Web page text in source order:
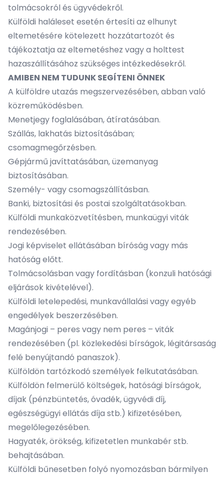
tolmácsokról és ügyvédekről.
Külföldi haláleset esetén értesíti az elhunyt
eltemetésére kötelezett hozzátartozót és
tájékoztatja az eltemetéshez vagy a holttest
hazaszállításához szükséges intézkedésekről.
AMIBEN NEM TUDUNK SEGÍTENI ÖNNEK
A külföldre utazás megszervezésében, abban való
közreműködésben.
Menetjegy foglalásában, átíratásában.
Szállás, lakhatás biztosításában;
csomagmegőrzésben.
Gépjármű javíttatásában, üzemanyag
biztosításában.
Személy- vagy csomagszállításban.
Banki, biztosítási és postai szolgáltatásokban.
Külföldi munkaközvetítésben, munkaügyi viták
rendezésében.
Jogi képviselet ellátásában bíróság vagy más
hatóság előtt.
Tolmácsolásban vagy fordításban (konzuli hatósági
eljárások kivételével).
Külföldi letelepedési, munkavállalási vagy egyéb
engedélyek beszerzésében.
Magánjogi – peres vagy nem peres – viták
rendezésében (pl. közlekedési bírságok, légitársaság
felé benyújtandó panaszok).
Külföldön tartózkodó személyek felkutatásában.
Külföldön felmerülő költségek, hatósági bírságok,
díjak (pénzbüntetés, óvadék, ügyvédi díj,
egészségügyi ellátás díja stb.) kifizetésében,
megelőlegezésében.
Hagyaték, örökség, kifizetetlen munkabér stb.
behajtásában.
Külföldi bűnesetben folyó nyomozásban bármilyen